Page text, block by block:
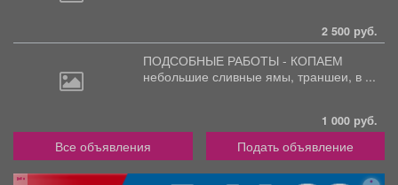
2 500 руб.
ПОДСОБНЫЕ РАБОТЫ - КОПАЕМ
небольшие сливные ямы, траншеи, в ...
1 000 руб.
Все объявления Подать объявление